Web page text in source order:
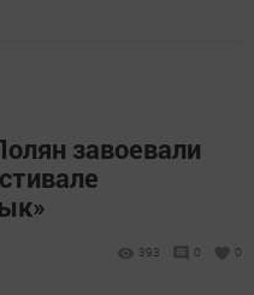
завоевали
393 0 0